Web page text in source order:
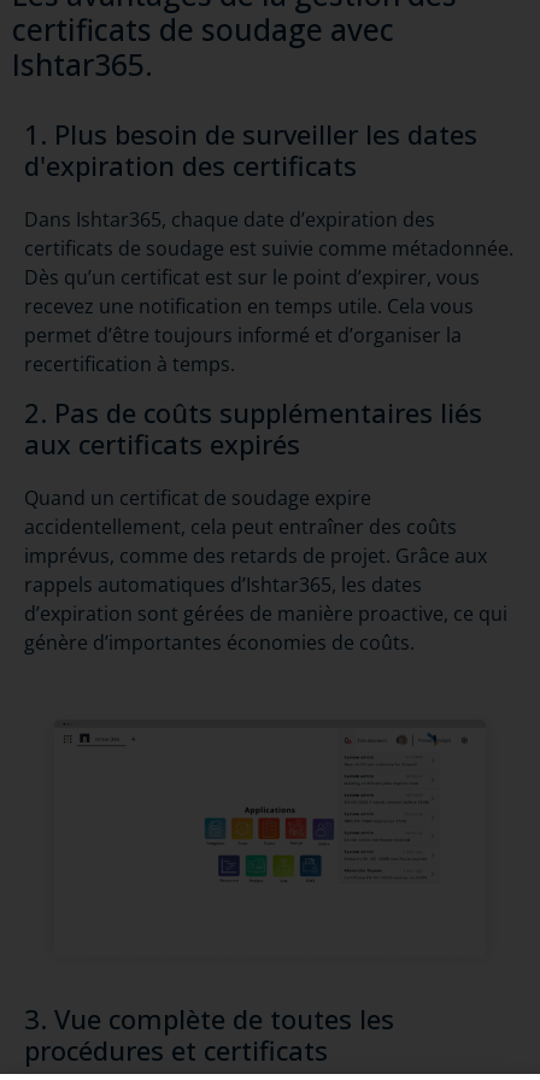
certificats de soudage avec
Ishtar365.
1. Plus besoin de surveiller les dates
d'expiration des certificats
Dans Ishtar365, chaque date d’expiration des
certificats de soudage est suivie comme métadonnée.
Dès qu’un certificat est sur le point d’expirer, vous
recevez une notification en temps utile. Cela vous
permet d’être toujours informé et d’organiser la
recertification à temps.
2. Pas de coûts supplémentaires liés
aux certificats expirés
Quand un certificat de soudage expire
accidentellement, cela peut entraîner des coûts
imprévus, comme des retards de projet. Grâce aux
rappels automatiques d’Ishtar365, les dates
d’expiration sont gérées de manière proactive, ce qui
génère d’importantes économies de coûts.
3. Vue complète de toutes les
procédures et certificats